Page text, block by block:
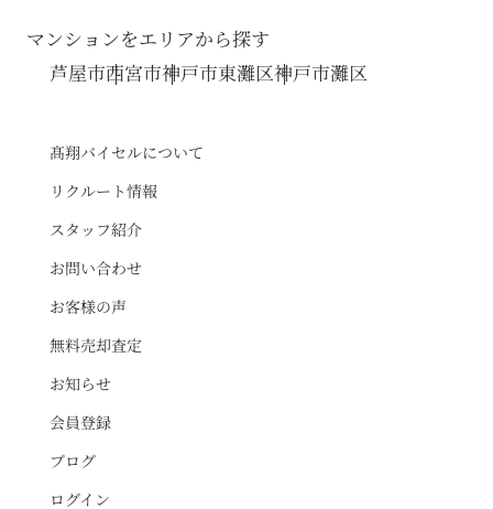
マンションをエリアから探す
芦屋市西宮市神戸市東灘区神戸市灘区
髙翔バイセルについて
リクルート情報
スタッフ紹介
お問い合わせ
お客様の声
無料売却査定
お知らせ
会員登録
ブログ
ログイン